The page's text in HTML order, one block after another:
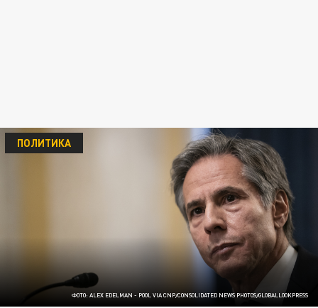
ФОТО: ALEX EDELMAN - POOL VIA CNP/CONSOLIDATED NEWS PHOTOS/GLOBALLOOKPRESS
ПОЛИТИКА